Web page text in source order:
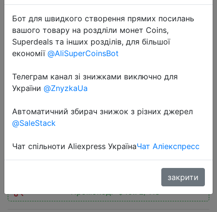
Смартфон realme GT Master edition
6+128ГБ, Snapdragon 778G,
5G, NFC, [Официальная гарантия]
33690 руб.
Промокод:"$49.72/418"
Бот для швидкого створення прямих посилань
вашого товару на роздліли монет Coins,
Superdeals та інших розділів, для більшої
економії @AliSuperCoinsBot
Телеграм канал зі знижками виключно для
України @ZnyzkaUa
Автоматичний збирач знижок з різних джерел
@SaleStack
Чат спільноти Aliexpress УкраїнаЧат Аліекспресс
закрити